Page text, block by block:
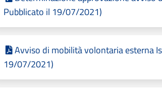
Pubblicato il 19/07/2021)
Avviso di mobilità volontaria esterna
19/07/2021)